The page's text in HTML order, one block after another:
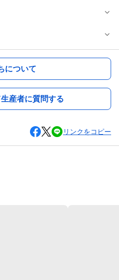
について
産者に質問する
リンクをコピー